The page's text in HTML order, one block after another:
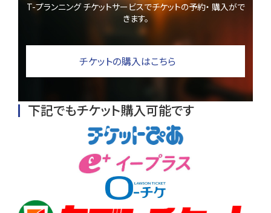
T-プランニング チケットサービスでチケットの予約・ 購入がで
きます。
チケットの購入はこちら
下記でもチケット購入可能です